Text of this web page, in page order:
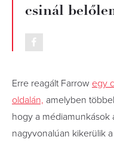
csinál
Erre reagált Farrow egy
oldalán, amelyben
hogy a médiamunkások
nagyvonalúan kikerülik